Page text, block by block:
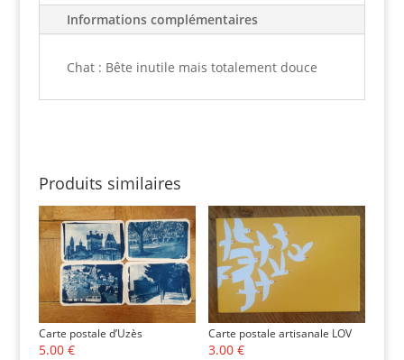
Informations complémentaires
Chat : Bête inutile mais totalement douce
Produits similaires
Carte postale d’Uzès
5.00 €
Carte postale artisanale LOV
3.00€